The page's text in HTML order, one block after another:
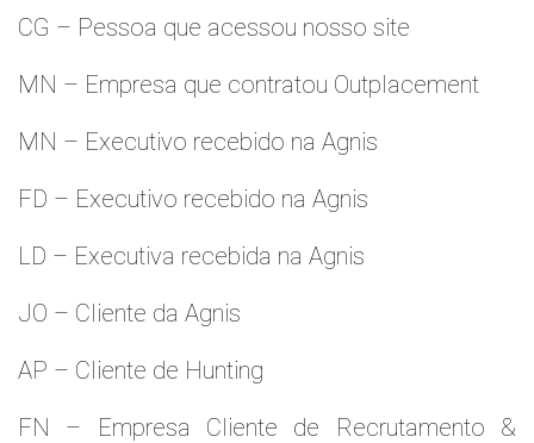
CG – Pessoa que acessou nosso site
MN – Empresa que contratou Outplacement
MN – Executivo recebido na Agnis
FD – Executivo recebido na Agnis
LD – Executiva recebida na Agnis
JO – Cliente da Agnis
AP – Cliente de Hunting
FN – Empresa Cliente de Recrutamento &